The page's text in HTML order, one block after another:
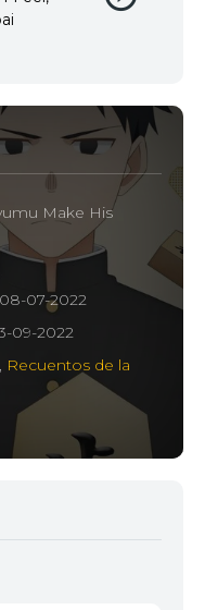
Make His
08-07-2022
09-2022
, Recuentos de la